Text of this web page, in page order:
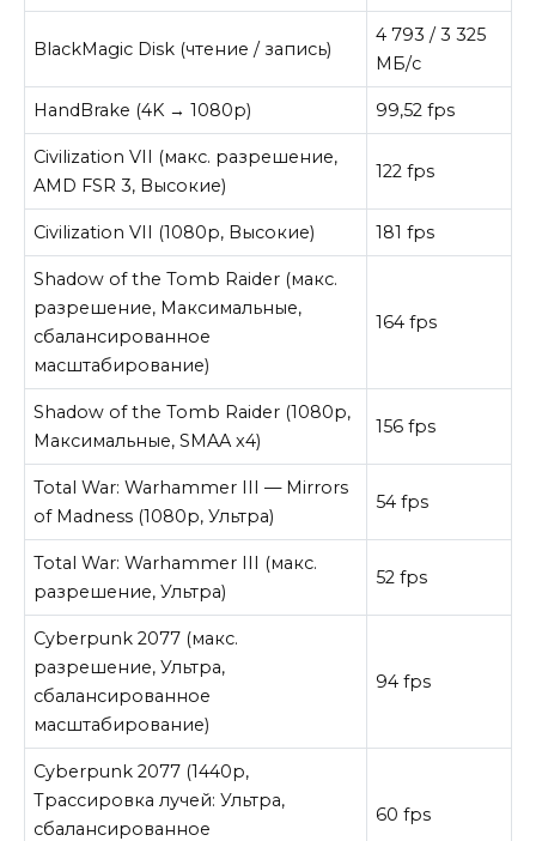
BlackMagic Disk (чтение / запись)
4 793 / 3 325
МБ/с
HandBrake (4K → 1080p) 99,52 fps
Civilization VII (макс. разрешение,
AMD FSR 3, Высокие)
122 fps
Civilization VII (1080p, Высокие) 181 fps
Shadow of the Tomb Raider (макс.
разрешение, Максимальные,
сбалансированное
масштабирование)
164 fps
Shadow of the Tomb Raider (1080p,
Максимальные, SMAA x4)
156 fps
Total War: Warhammer III — Mirrors
of Madness (1080p, Ультра)
54 fps
Total War: Warhammer III (макс.
разрешение, Ультра)
52 fps
Cyberpunk 2077 (макс.
разрешение, Ультра,
сбалансированное
масштабирование)
94 fps
Cyberpunk 2077 (1440p,
Трассировка лучей: Ультра,
сбалансированное
60 fps